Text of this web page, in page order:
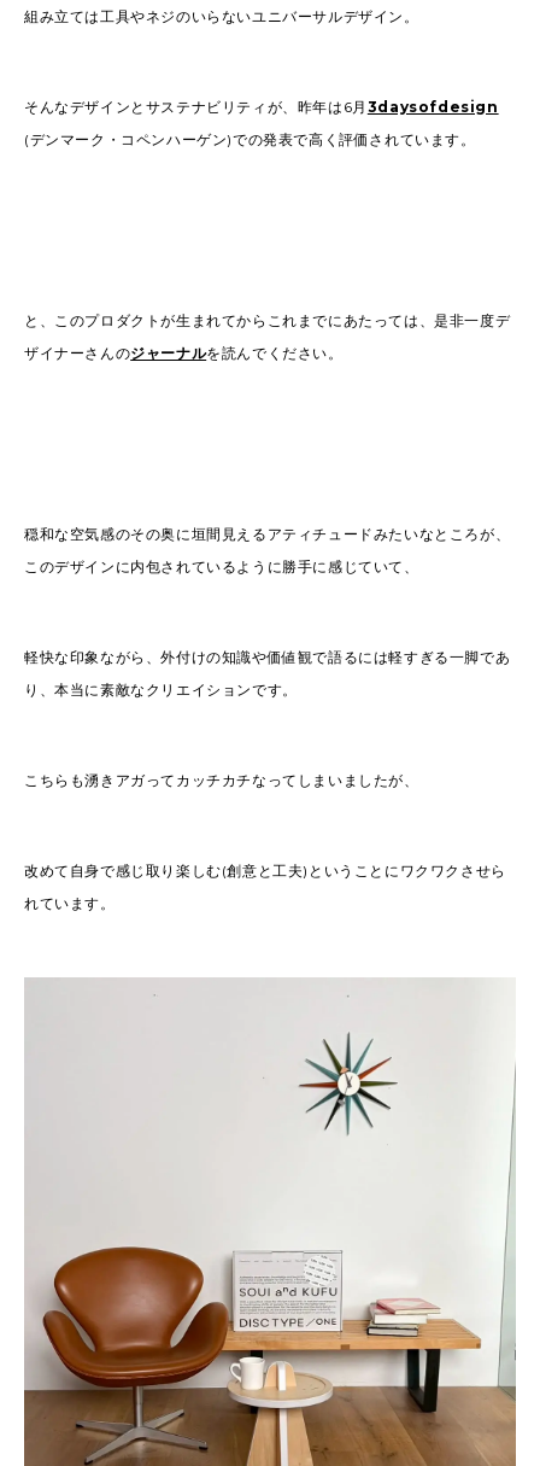
組み立ては工具やネジのいらないユニバーサルデザイン。
そんなデザインとサステナビリティが、昨年は6月 3daysofdesign
(デンマーク・コペンハーゲン)での発表で高く評価されています。
と、このプロダクトが生まれてからこれまでにあたっては、是非一度デ
ザイナーさんのジャーナルを読んでください。
穏和な空気感のその奥に垣間見えるアティチュードみたいなところが、
このデザインに内包されているように勝手に感じていて、
軽快な印象ながら、外付けの知識や価値観で語るには軽すぎる一脚であ
り、本当に素敵なクリエイションです。
こちらも湧きアガってカッチカチなってしまいましたが、
改めて自身で感じ取り楽しむ(創意と工夫)ということにワクワクさせら
れています。